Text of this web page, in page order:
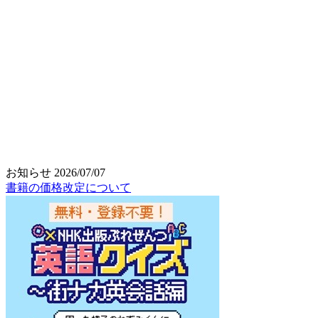
お知らせ 2026/07/07
書籍の価格改定について